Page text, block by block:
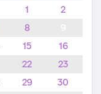
1
2
8
15
16
22
23
29
30